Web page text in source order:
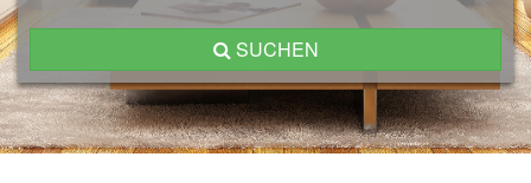
SUCHEN